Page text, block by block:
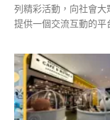
列精彩活動，向社會
提供一個交流互動的平